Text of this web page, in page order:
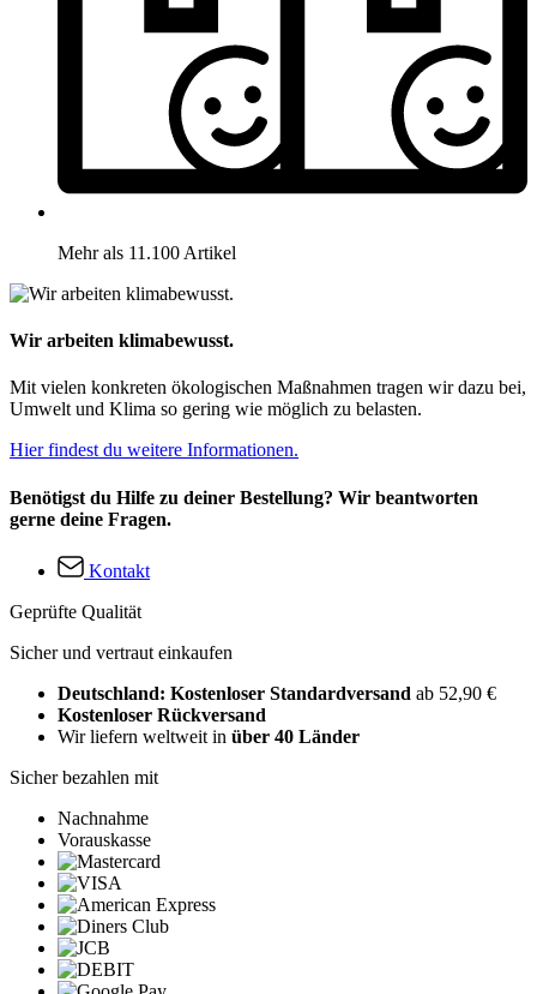
Mehr als 11.100 Artikel
Wir arbeiten klimabewusst.
Mit vielen konkreten ökologischen Maßnahmen tragen wir dazu bei,
Umwelt und Klima so gering wie möglich zu belasten.
Hier findest du weitere Informationen.
Benötigst du Hilfe zu deiner Bestellung? Wir beantworten
gerne deine Fragen.
Kontakt
Geprüfte Qualität
Sicher und vertraut einkaufen
Deutschland: Kostenloser Standardversand ab 52,90 €
Kostenloser Rückversand
Wir liefern weltweit in über 40 Länder
Sicher bezahlen mit
Nachnahme
Vorauskasse